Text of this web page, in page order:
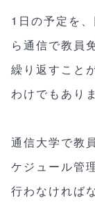
1日の予定を
ら通信で教員
繰り返すこと
わけでもあり
通信大学で教
ケジュール管
行わなければ